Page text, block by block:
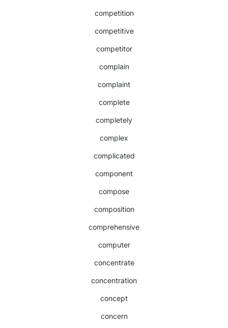
competition
competitive
competitor
complain
complaint
complete
completely
complex
complicated
component
compose
composition
comprehensive
computer
concentrate
concentration
concept
concern